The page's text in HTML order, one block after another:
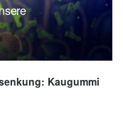
Kaugummi